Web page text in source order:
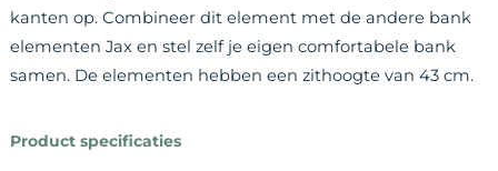
kanten op. Combineer dit element met de andere bank
elementen Jax en stel zelf je eigen comfortabele bank
samen. De elementen hebben een zithoogte van 43 cm.
Product specificaties